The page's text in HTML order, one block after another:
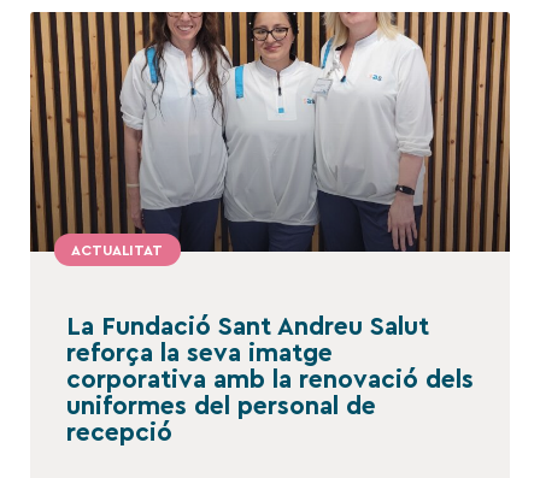
ACTUALITAT
La Fundació Sant Andreu Salut
reforça la seva imatge
corporativa amb la renovació dels
uniformes del personal de
recepció